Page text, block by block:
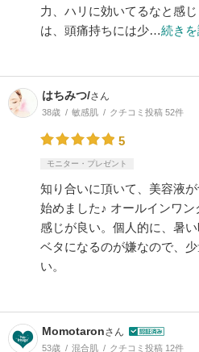
力、ハリに効いてるなと感
は、頭痛持ちには少…続き
はちみつ/さん
38歳 敏感肌 クチコミ投稿 52件
5
モニター・プレゼント
知り合いに頂いて、美容液
始めました♪ オールインワ
感じが良い。個人的に、暑
ベタになるのが嫌なので、
い。
Momotaronさん
53歳 混合肌 クチコミ投稿 12件